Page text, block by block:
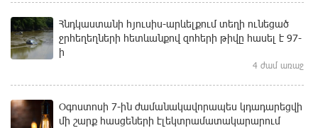
Հնդկաստանի հյուսիս-արևելքում տեղի ունեցած
ջրհեղեղների հետևանքով զոհերի թիվը հասել է 97-
ի
4 ժամ առաջ
Օգոստոսի 7-ին ժամանակավորապես կդադարեցվի
մի շարք հասցեների էլեկտրամատակարարում